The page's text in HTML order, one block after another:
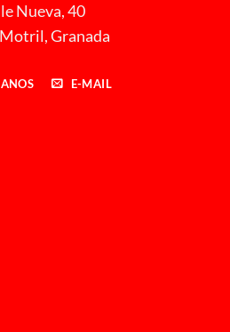
Nueva, 40
Granada
E-MAIL